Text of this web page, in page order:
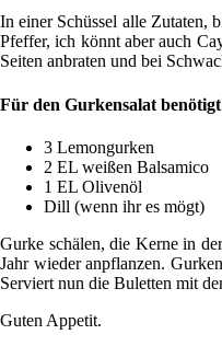
In einer Schüssel alle Zutaten,
Pfeffer, ich könnt aber auch
Seiten anbraten und bei
Für den Gurkensalat
3 Lemongurken
2 EL weißen Balsamico
1 EL Olivenöl
Dill (wenn ihr es mögt)
Gurke schälen, die Kerne in
Jahr wieder anpflanzen.
Serviert nun die Buletten mit
Guten Appetit.